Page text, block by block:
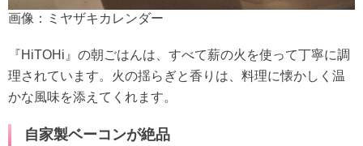
画像：ミヤザキカレンダー
『HiTOHi』の朝ごはんは、すべて薪の火を使って丁寧に調
理されています。火の揺らぎと香りは、料理に懐かしく温
かな風味を添えてくれます。
自家製ベーコンが絶品